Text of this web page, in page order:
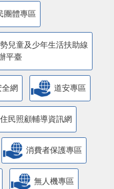
團體專區
兒童及少年生活扶助線
平臺
網 道安專區
民照顧輔導資訊網
消費者保護專區
無人機專區